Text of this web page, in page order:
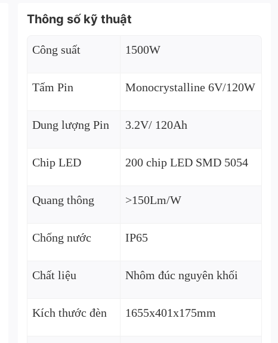
Thông số kỹ thuật
Công suất 1500W
Tấm Pin Monocrystalline 6V/120W
Dung lượng Pin 3.2V/ 120Ah
Chip LED 200 chip LED SMD 5054
Quang thông >150Lm/W
Chống nước IP65
Chất liệu Nhôm đúc nguyên khối
Kích thước đèn 1655x401x175mm